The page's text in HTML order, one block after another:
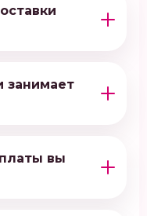
занимает
вы